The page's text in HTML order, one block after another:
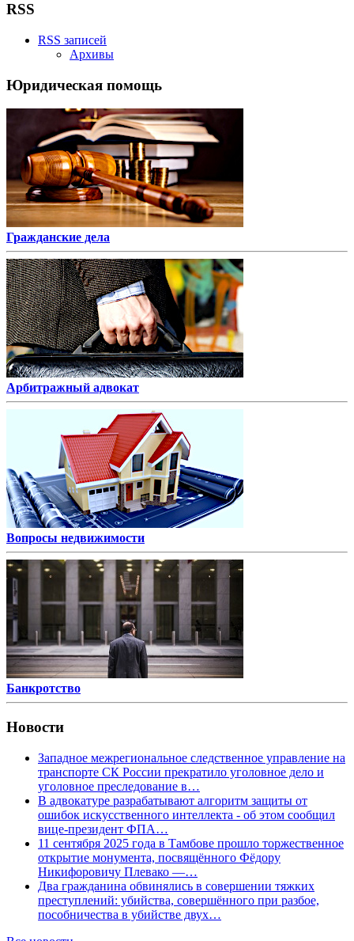
RSS
RSS записей
Архивы
Юридическая помощь
Гражданские дела
Арбитражный адвокат
Вопросы недвижимости
Банкротство
Новости
Западное межрегиональное следственное управление на
транспорте СК России прекратило уголовное дело и
уголовное преследование в…
В адвокатуре разрабатывают алгоритм защиты от
ошибок искусственного интеллекта - об этом сообщил
вице-президент ФПА…
11 сентября 2025 года в Тамбове прошло торжественное
открытие монумента, посвящённого Фёдору
Никифоровичу Плевако —…
Два гражданина обвинялись в совершении тяжких
преступлений: убийства, совершённого при разбое,
пособничества в убийстве двух…